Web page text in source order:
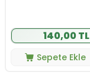
140,00 TL
Sepete Ekle